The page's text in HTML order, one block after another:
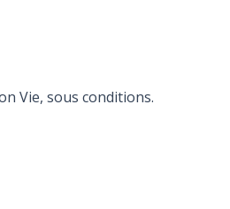
Vie, sous conditions.